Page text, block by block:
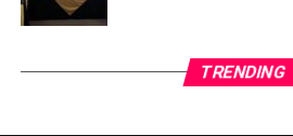
TRENDING